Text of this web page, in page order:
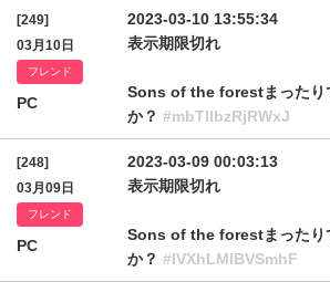
[249]
03月10日
フレンド
PC
2023-03-10 13:55:34
表示期限切れ
Sons of the forestまったり
か？ #mbTlIbzRjRWxJ
[248]
03月09日
フレンド
PC
2023-03-09 00:03:13
表示期限切れ
Sons of the forestまったり
か？ #IVXhLMlBVSmhF